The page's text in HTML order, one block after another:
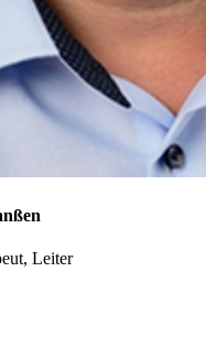
Leiter